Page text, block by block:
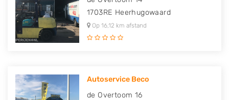
1703RE Heerhugowaard
Op 16,12 km afstand
Autoservice Beco
de Overtoom 16